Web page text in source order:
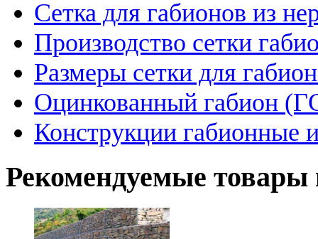
Сетка для габионов из
Производство сетки
Размеры сетки для
Оцинкованный габион
Конструкции габионные
Рекомендуемые товары